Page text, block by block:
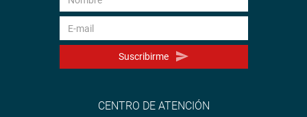
Suscribirme
CENTRO DE ATENCIÓN